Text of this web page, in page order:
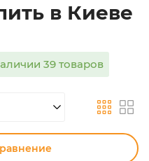
в Киеве
39 товаров